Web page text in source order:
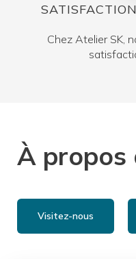
Chez Atelier SK,
À propos
Visitez-nous